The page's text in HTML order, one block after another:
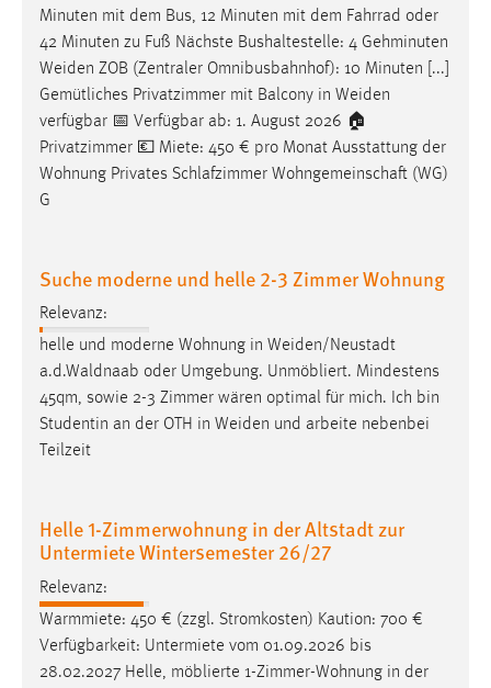
Minuten mit dem Bus, 12 Minuten mit dem Fahrrad oder
42 Minuten zu Fuß Nächste Bushaltestelle: 4 Gehminuten
Weiden ZOB (Zentraler Omnibusbahnhof): 10 Minuten [...]
Gemütliches Privatzimmer mit Balcony in Weiden
verfügbar 📅 Verfügbar ab: 1. August 2026 🏠
Privatzimmer 💶 Miete: 450 € pro Monat Ausstattung der
Wohnung Privates Schlafzimmer Wohngemeinschaft (WG)
G
Suche moderne und helle 2-3 Zimmer Wohnung
Relevanz:
helle und moderne Wohnung in Weiden/Neustadt
a.d.Waldnaab oder Umgebung. Unmöbliert. Mindestens
45qm, sowie 2-3 Zimmer wären optimal für mich. Ich bin
Studentin an der OTH in Weiden und arbeite nebenbei
Teilzeit
Helle 1-Zimmerwohnung in der Altstadt zur
Untermiete Wintersemester 26/27
Relevanz:
Warmmiete: 450 € (zzgl. Stromkosten) Kaution: 700 €
Verfügbarkeit: Untermiete vom 01.09.2026 bis
28.02.2027 Helle, möblierte 1-Zimmer-Wohnung in der